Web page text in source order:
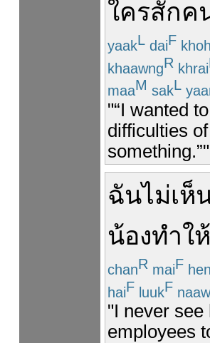
ใครสักค
yaakL daiF
khaawngR khrai
maaM sakL
"“I wanted
difficulties
something.”"
ฉันไม่เห็
น้องทำให้
chanR maiF
haiF luukF
"I never
employees